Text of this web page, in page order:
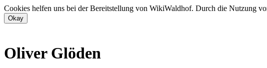
Cookies helfen uns bei der Bereitstellung von WikiWaldhof. Durch die Nutzung
Oliver Glöden